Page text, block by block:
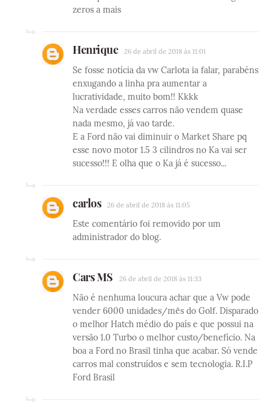
zeros a mais
Henrique 26 de abril de 2018 às 11:01
Se fosse notícia da vw Carlota ia falar, parabéns
enxugando a linha pra aumentar a
lucratividade, muito bom!! Kkkk
Na verdade esses carros não vendem quase
nada mesmo, já vao tarde.
E a Ford não vai diminuir o Market Share pq
esse novo motor 1.5 3 cilindros no Ka vai ser
sucesso!!! E olha que o Ka já é sucesso...
carlos 26 de abril de 2018 às 11:05
Este comentário foi removido por um
administrador do blog.
Cars MS 26 de abril de 2018 às 11:33
Não é nenhuma loucura achar que a Vw pode
vender 6000 unidades/mês do Golf. Disparado
o melhor Hatch médio do país e que possui na
versão 1.0 Turbo o melhor custo/benefício. Na
boa a Ford no Brasil tinha que acabar. Só vende
carros mal construídos e sem tecnologia. R.I.P
Ford Brasil